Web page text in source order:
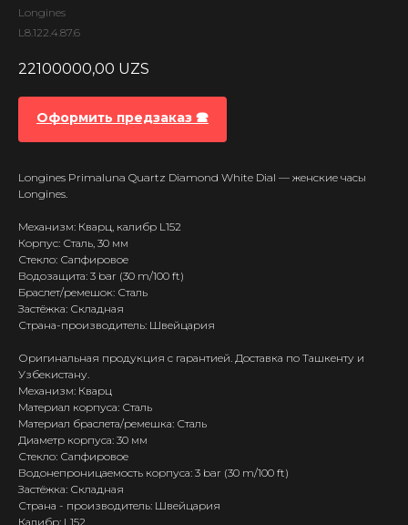
Longines
L8.122.4.87.6
22100000,00 UZS
Оформить предзаказ 🕿
Longines Primaluna Quartz Diamond White Dial — женские часы
Longines.
Механизм: Кварц, калибр L152
Корпус: Сталь, 30 мм
Стекло: Сапфировое
Водозащита: 3 bar (30 m/100 ft)
Браслет/ремешок: Сталь
Застёжка: Складная
Страна-производитель: Швейцария
Оригинальная продукция с гарантией. Доставка по Ташкенту и
Узбекистану.
Механизм: Кварц
Материал корпуса: Сталь
Материал браслета/ремешка: Сталь
Диаметр корпуса: 30 мм
Стекло: Сапфировое
Водонепроницаемость корпуса: 3 bar (30 m/100 ft)
Застёжка: Складная
Страна - производитель: Швейцария
Калибр: L152